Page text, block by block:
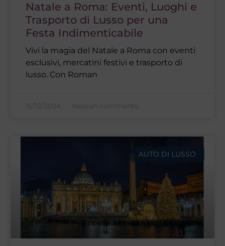
Natale a Roma: Eventi, Luoghi e
Trasporto di Lusso per una
Festa Indimenticabile
Vivi la magia del Natale a Roma con eventi
esclusivi, mercatini festivi e trasporto di
lusso. Con Roman
15/12/2024 Nessun commento
AUTO DI LUSSO